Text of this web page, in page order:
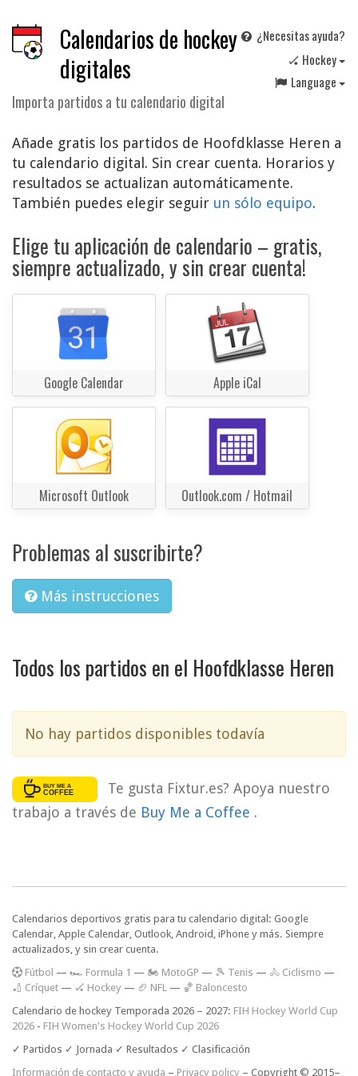
Calendarios de hockey
digitales
Importa partidos a tu calendario digital
¿Necesitas ayuda?
🏑 Hockey
Language
Añade gratis los partidos de Hoofdklasse Heren a
tu calendario digital. Sin crear cuenta. Horarios y
resultados se actualizan automáticamente.
También puedes elegir seguir un sólo equipo.
Elige tu aplicación de calendario – gratis,
siempre actualizado, y sin crear cuenta!
Google Calendar Apple iCal
Microsoft Outlook Outlook.com / Hotmail
Problemas al suscribirte?
Más instrucciones
Todos los partidos en el Hoofdklasse Heren
No hay partidos disponibles todavía
Te gusta Fixtur.es? Apoya nuestro
trabajo a través de Buy Me a Coffee .
Calendarios deportivos gratis para tu calendario digital: Google
Calendar, Apple Calendar, Outlook, Android, iPhone y más. Siempre
actualizados, y sin crear cuenta.
Fútbol — 🏎️ Formula 1 — 🏍 MotoGP — 🎾 Tenis — 🚴 Ciclismo —
🏏 Críquet — 🏑 Hockey — 🏈 NFL — 🏀 Baloncesto
Calendario de hockey Temporada 2026 – 2027: FIH Hockey World Cup
2026 - FIH Women's Hockey World Cup 2026
✓ Partidos ✓ Jornada ✓ Resultados ✓ Clasificación
Información de contacto y ayuda – Privacy policy – Copyright © 2015–